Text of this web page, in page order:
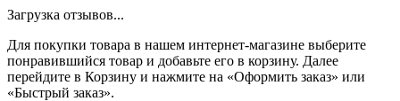
Загрузка отзывов...
Для покупки товара в нашем интернет-магазине выберите
понравившийся товар и добавьте его в корзину. Далее
перейдите в Корзину и нажмите на «Оформить заказ» или
«Быстрый заказ».